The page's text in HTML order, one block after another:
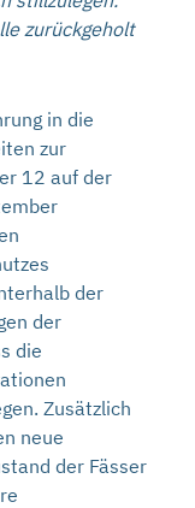
zurückgeholt
in die
zur
12 auf der
der
der
die
Zusätzlich
neue
der Fässer